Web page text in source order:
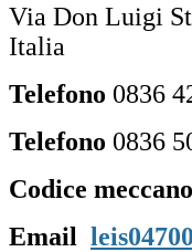
Via Don Luigi
Italia
Telefono 0836
Telefono 0836
Codice
Email